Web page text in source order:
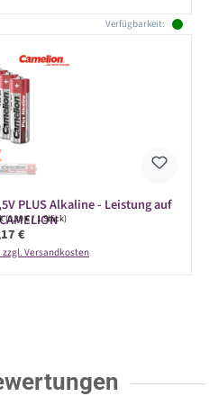
Verfügbarkeit:
PLUS Alkaline - Leistung auf
(0,39 € / 1 Stück)
Preis:
€
zzgl. Versandkosten